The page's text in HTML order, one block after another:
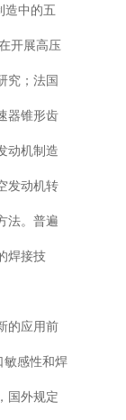
造中的五
开展高压
究；法国
器锥形齿
动机制造
发动机转
法。普遍
焊接技
的应用前
感性和焊
国外规定